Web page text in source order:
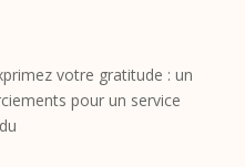
votre gratitude : un
pour un service